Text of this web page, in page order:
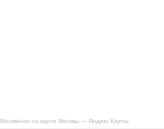
Москвёнок на карте Москвы — Яндекс Карты